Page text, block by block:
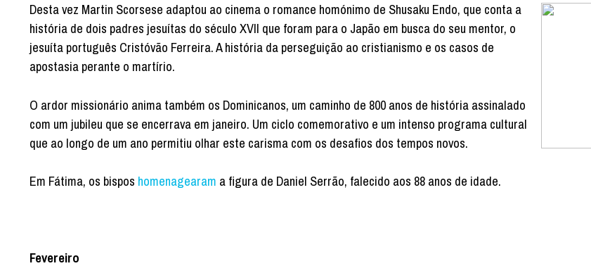
Desta vez Martin Scorsese adaptou ao cinema o romance homónimo de Shusaku Endo, que conta a
história de dois padres jesuítas do século XVII que foram para o Japão em busca do seu mentor, o
jesuíta português Cristóvão Ferreira. A história da perseguição ao cristianismo e os casos de
apostasia perante o martírio.
O ardor missionário anima também os Dominicanos, um caminho de 800 anos de história assinalado
com um jubileu que se encerrava em janeiro. Um ciclo comemorativo e um intenso programa cultural
que ao longo de um ano permitiu olhar este carisma com os desafios dos tempos novos.
Em Fátima, os bispos homenagearam a figura de Daniel Serrão, falecido aos 88 anos de idade.
Fevereiro